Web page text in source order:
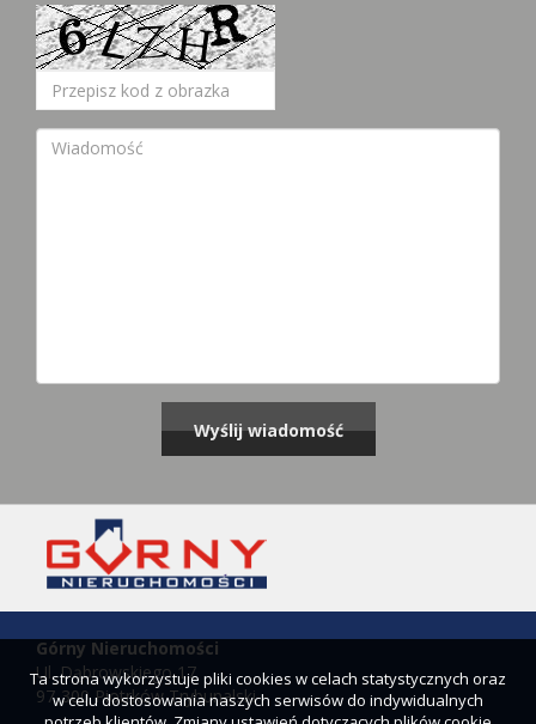
Górny Nieruchomości
Ul. Dąbrowskiego 17
97-300 Piotrków Trybunalski
Ta strona wykorzystuje pliki cookies w celach statystycznych oraz
w celu dostosowania naszych serwisów do indywidualnych